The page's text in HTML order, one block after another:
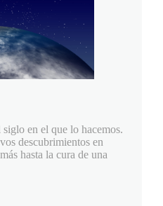
en el que lo hacemos.
descubrimientos en
hasta la cura de una